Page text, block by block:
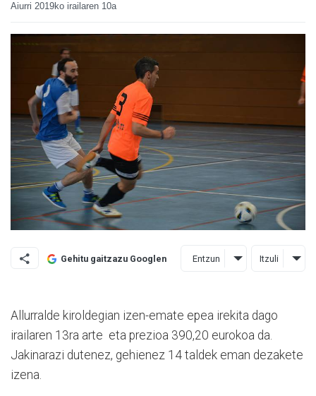
Aiurri 2019ko irailaren 10a
Gehitu gaitzazu Googlen Entzun Itzuli
Allurralde kiroldegian izen-emate epea irekita dago
irailaren 13ra arte eta prezioa 390,20 eurokoa da.
Jakinarazi dutenez, gehienez 14 taldek eman dezakete
izena.